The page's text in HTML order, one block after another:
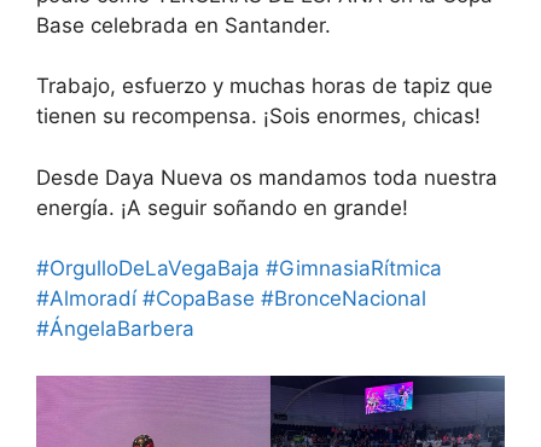
Base celebrada en Santander.
Trabajo, esfuerzo y muchas horas de tapiz que
tienen su recompensa. ¡Sois enormes, chicas!
Desde Daya Nueva os mandamos toda nuestra
energía. ¡A seguir soñando en grande!
#OrgulloDeLaVegaBaja #GimnasiaRítmica
#Almoradí #CopaBase #BronceNacional
#ÁngelaBarbera